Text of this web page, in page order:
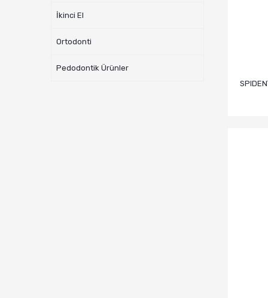
İkinci El
Ortodonti
Pedodontik Ürünler